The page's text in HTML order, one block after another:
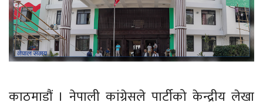
काठमाडौं । नेपाली कांग्रेसले पार्टीको केन्द्रीय लेखा